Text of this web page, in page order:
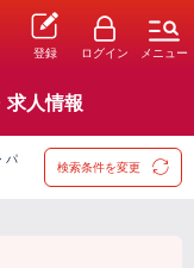
登録 ログイン メニュー
求人情報
パ
検索条件を変更